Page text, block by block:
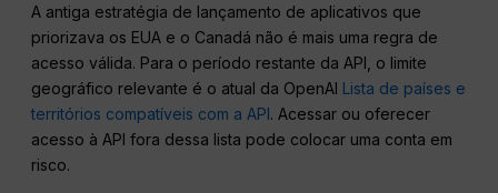
A antiga estratégia de lançamento de aplicativos que
priorizava os EUA e o Canadá não é mais uma regra de
acesso válida. Para o período restante da API, o limite
geográfico relevante é o atual da OpenAI Lista de países e
territórios compatíveis com a API. Acessar ou oferecer
acesso à API fora dessa lista pode colocar uma conta em
risco.